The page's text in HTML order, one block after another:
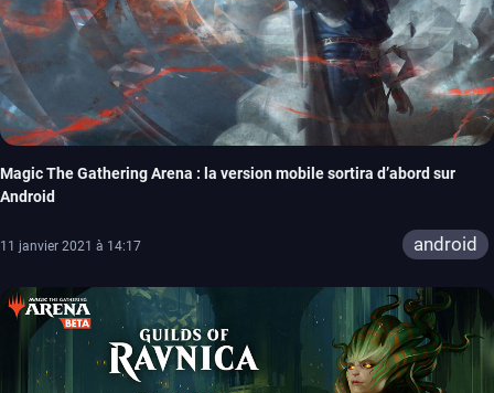
Magic The Gathering Arena : la version mobile sortira d’abord sur
Android
11 janvier 2021 à 14:17 android